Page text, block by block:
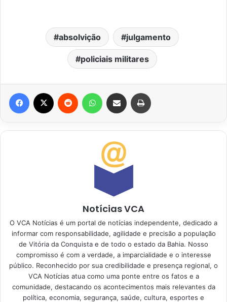
absolvição julgamento
policiais militares
Facebook Reddit WhatsAppCompartilhar via e-mail
Notícias VCA
O VCA Notícias é um portal de notícias independente, dedicado a
informar com responsabilidade, agilidade e precisão a população
de Vitória da Conquista e de todo o estado da Bahia. Nosso
compromisso é com a verdade, a imparcialidade e o interesse
público. Reconhecido por sua credibilidade e presença regional, o
VCA Notícias atua como uma ponte entre os fatos e a
comunidade, destacando os acontecimentos mais relevantes da
política, economia, segurança, saúde, cultura, esportes e